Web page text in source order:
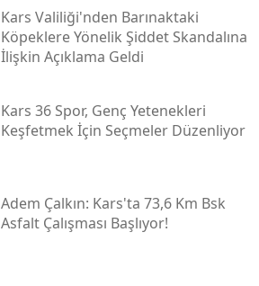
Kars Valiliği'nden Barınaktaki
Köpeklere Yönelik Şiddet Skandalına
İlişkin Açıklama Geldi
Kars 36 Spor, Genç Yetenekleri
Keşfetmek İçin Seçmeler Düzenliyor
Adem Çalkın: Kars'ta 73,6 Km Bsk
Asfalt Çalışması Başlıyor!